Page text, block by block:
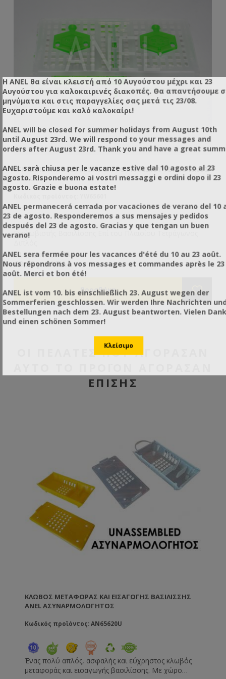
ΕΓΚΛΩΒΙΣΤΉΣ ΒΑΣΙΛΊΣΣΗΣ ΕΠΊ ΤΟΥ ΠΛΑΙΣΊΟΥ ΤΕΤΡΆΓΩΝΟΣ
ΔΙΠΛΌΣ
Εγκλωβιστής Βασιλίσσης Επί του Πλαισίου Τετράγωνος
€2,60 χωρίς ΦΠΑ
€3,22 με ΦΠΑ
ΟΙ ΠΕΛΆΤΕΣ ΠΟΥ ΑΓΌΡΑΣΑΝ
ΕΠΊΣΗΣ
ΚΛΩΒΌΣ ΜΕΤΑΦΟΡΆΣ ΚΑΙ ΕΙΣΑΓΩΓΉΣ ΒΑΣΙΛΊΣΣΗΣ
ANEL ΑΣΥΝΑΡΜΟΛΌΓΗΤΟΣ
Κωδικός προϊόντος: AN65620U
Ένας πολύ απλός, ασφαλής και εύχρηστος κλωβός
μεταφοράς και εισαγωγής βασιλίσσης. Με χώρο
Η ANEL θα είναι κλειστή από 10 Αυγούστου μέχρι και 23
Αυγούστου για καλοκαιρινές διακοπές. Θα απαντήσουμε
μηνύματα και στις παραγγελίες σας μετά τις 23/08.
Ευχαριστούμε και καλό καλοκαίρι!
ANEL will be closed for summer holidays from August 10th
until August 23rd. We will respond to your messages and
orders after August 23rd. Thank you and have a great
ANEL sarà chiusa per le vacanze estive dal 10 agosto al 23
agosto. Risponderemo ai vostri messaggi e ordini dopo il 23
agosto. Grazie e buona estate!
ANEL permanecerá cerrada por vacaciones de verano del 10
23 de agosto. Responderemos a sus mensajes y pedidos
después del 23 de agosto. Gracias y que tengan un buen
verano!
ANEL sera fermée pour les vacances d'été du 10 au 23 août.
Nous répondrons à vos messages et commandes après le 23
août. Merci et bon été!
ANEL ist vom 10. bis einschließlich 23. August wegen der
Sommerferien geschlossen. Wir werden Ihre Nachrichten
Bestellungen nach dem 23. August beantworten. Vielen Dank
und einen schönen Sommer!